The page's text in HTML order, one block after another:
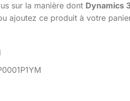
sur la manière dont Dynamics
ajoutez ce produit à votre